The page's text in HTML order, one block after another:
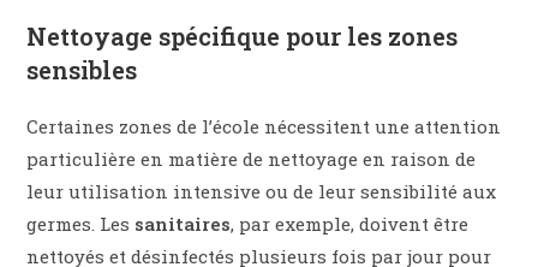
Nettoyage spécifique pour les zones
sensibles
Certaines zones de l’école nécessitent une attention
particulière en matière de nettoyage en raison de
leur utilisation intensive ou de leur sensibilité aux
germes. Les sanitaires, par exemple, doivent être
nettoyés et désinfectés plusieurs fois par jour pour